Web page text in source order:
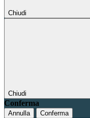
Chiudi
Chiudi
Conferma
Annulla Conferma